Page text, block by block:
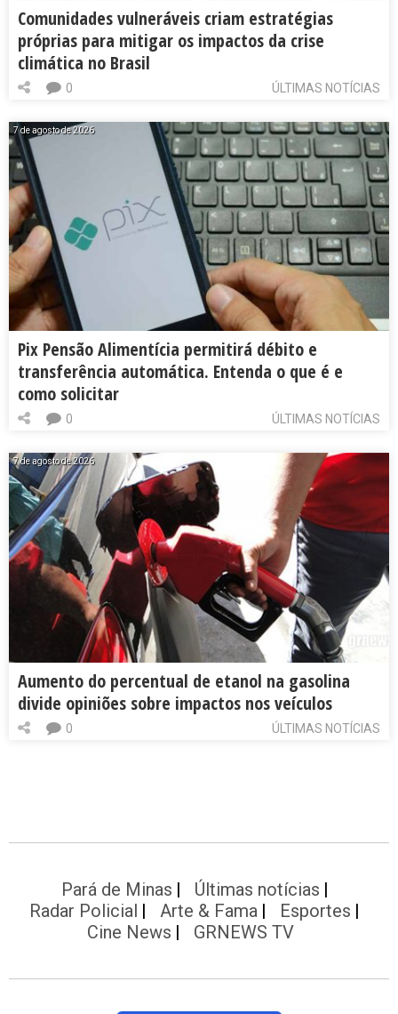
Comunidades vulneráveis criam estratégias
próprias para mitigar os impactos da crise
climática no Brasil
ÚLTIMAS NOTÍCIAS
0
7 de agosto de 2026
Pix Pensão Alimentícia permitirá débito e
transferência automática. Entenda o que é e
como solicitar
ÚLTIMAS NOTÍCIAS
0
7 de agosto de 2026
Aumento do percentual de etanol na gasolina
divide opiniões sobre impactos nos veículos
ÚLTIMAS NOTÍCIAS
0
Pará de Minas
Últimas notícias
Radar Policial
Arte & Fama
Esportes
Cine News
GRNEWS TV